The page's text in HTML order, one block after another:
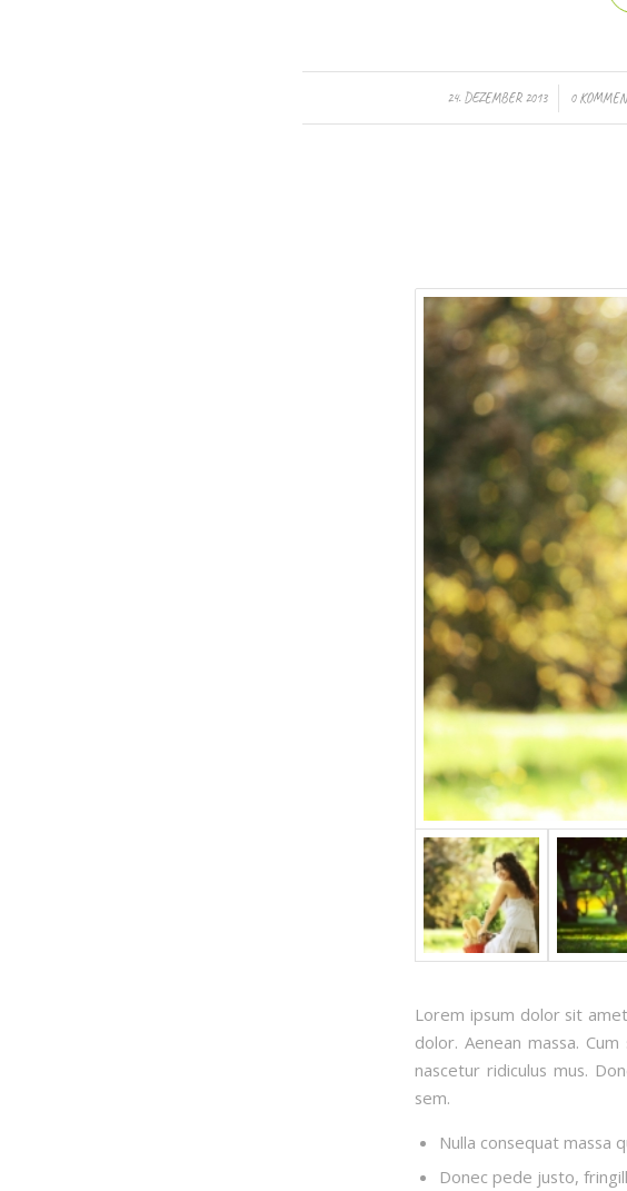
24. DEZEMBER 2013
/ 0 /
Lorem ipsum dolor sit
dolor. Aenean massa.
nascetur ridiculus mus.
sem.
Nulla consequat massa
Donec pede justo,